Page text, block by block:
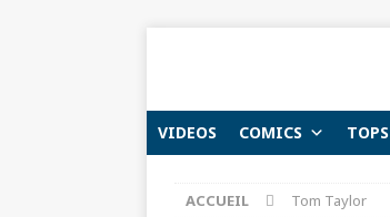
VIDEOS COMICS TOPS
ACCUEIL Tom Taylor